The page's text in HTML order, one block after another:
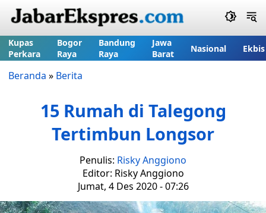
Kupas
Perkara
Bogor
Raya
Bandung
Raya
Jawa
Barat
Nasional Ekbis
Beranda » Berita
15 Rumah di Talegong
Tertimbun Longsor
Penulis: Risky Anggiono
Editor: Risky Anggiono
Jumat, 4 Des 2020 - 07:26